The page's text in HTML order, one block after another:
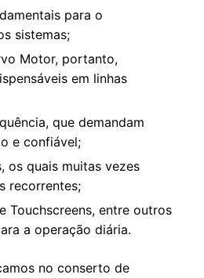
para o
sistemas;
Motor, portanto,
em linhas
que demandam
e confiável;
os quais muitas vezes
recorrentes;
Touchscreens, entre outros
a operação diária.
no conserto de